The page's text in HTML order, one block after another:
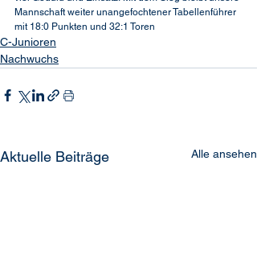
Mannschaft weiter unangefochtener Tabellenführer
mit 18:0 Punkten und 32:1 Toren
C-Junioren
Nachwuchs
Aktuelle Beiträge Alle ansehen